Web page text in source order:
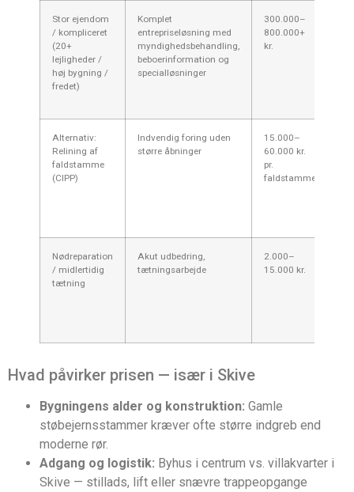
Stor ejendom
/ kompliceret
(20+
lejligheder /
høj bygning /
fredet)
Komplet
entrepriseløsning med
myndighedsbehandling,
beboerinformation og
specialløsninger
300.000–
800.000+
kr.
Alternativ:
Relining af
faldstamme
(CIPP)
Indvendig foring uden
større åbninger
15.000–
60.000 kr.
pr.
faldstamme
Nødreparation
/ midlertidig
tætning
Akut udbedring,
tætningsarbejde
2.000–
15.000 kr.
Hvad påvirker prisen — især i Skive
Bygningens alder og konstruktion: Gamle
støbejernsstammer kræver ofte større indgreb end
moderne rør.
Adgang og logistik: Byhus i centrum vs. villakvarter i
Skive — stillads, lift eller snævre trappeopgange